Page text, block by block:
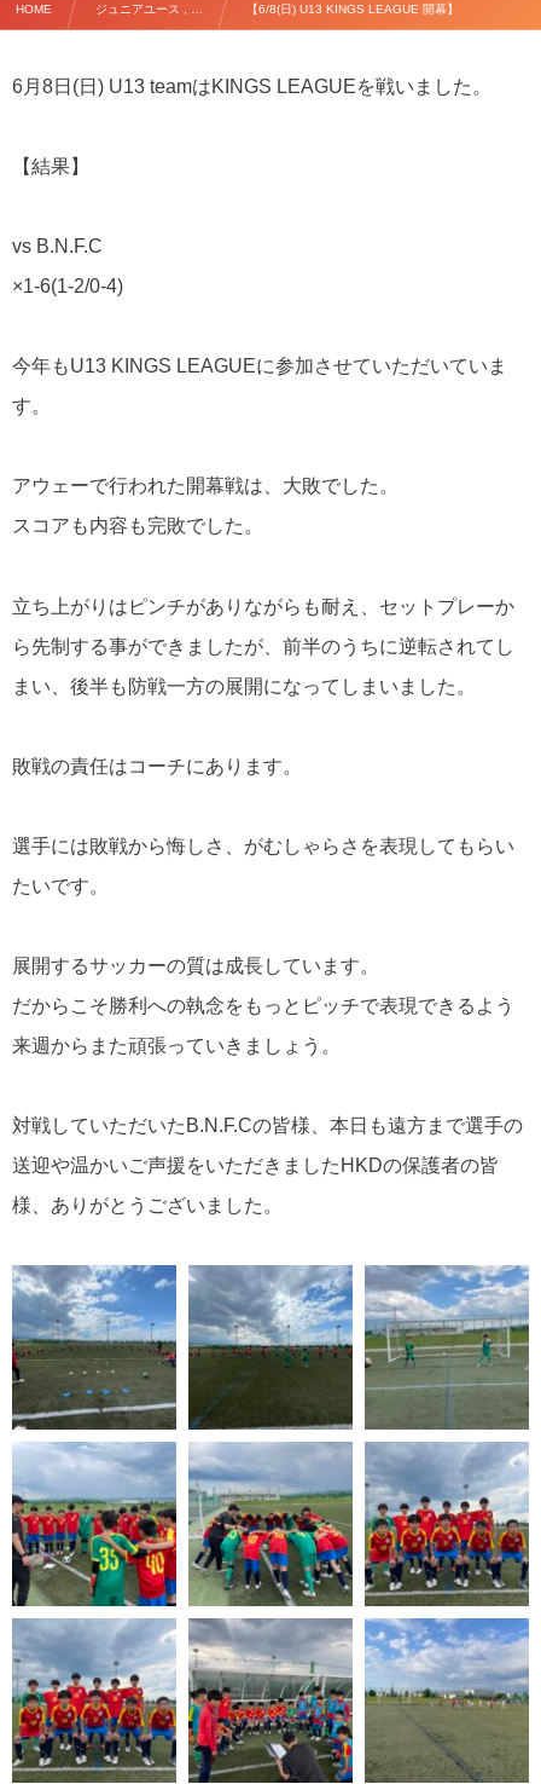
HOME ジュニアユース , … 【6/8(日) U13 KINGS LEAGUE 開幕】
6月8日(日) U13 teamはKINGS LEAGUEを戦いました。
【結果】
vs B.N.F.C
×1-6(1-2/0-4)
今年もU13 KINGS LEAGUEに参加させていただいていま
す。
アウェーで行われた開幕戦は、大敗でした。
スコアも内容も完敗でした。
立ち上がりはピンチがありながらも耐え、セットプレーか
ら先制する事ができましたが、前半のうちに逆転されてし
まい、後半も防戦一方の展開になってしまいました。
敗戦の責任はコーチにあります。
選手には敗戦から悔しさ、がむしゃらさを表現してもらい
たいです。
展開するサッカーの質は成長しています。
だからこそ勝利への執念をもっとピッチで表現できるよう
来週からまた頑張っていきましょう。
対戦していただいたB.N.F.Cの皆様、本日も遠方まで選手の
送迎や温かいご声援をいただきましたHKDの保護者の皆
様、ありがとうございました。